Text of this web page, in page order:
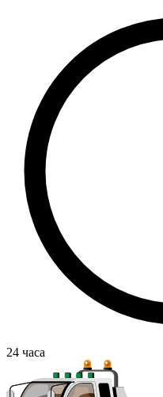
24 часа